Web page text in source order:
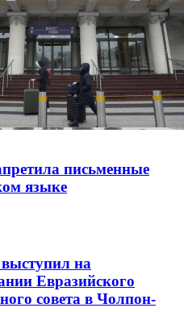
письменные
языке
на
Евразийского
совета в Чолпон-